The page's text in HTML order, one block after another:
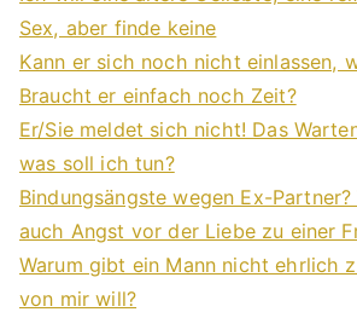
Sex, aber finde keine
Kann er sich noch nicht einlassen,
Braucht er einfach noch Zeit?
Er/Sie meldet sich nicht! Das
was soll ich tun?
Bindungsängste wegen Ex-Partner?
auch Angst vor der Liebe zu einer
Warum gibt ein Mann nicht ehrlich
von mir will?